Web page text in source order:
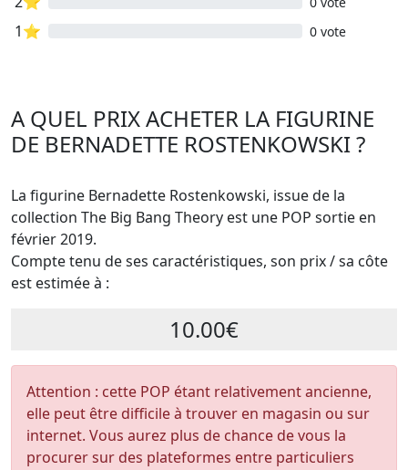
1⭐ 0 vote
A QUEL PRIX ACHETER LA FIGURINE
DE BERNADETTE ROSTENKOWSKI ?
La figurine Bernadette Rostenkowski, issue de la
collection The Big Bang Theory est une POP sortie en
février 2019.
Compte tenu de ses caractéristiques, son prix / sa côte
est estimée à :
10.00€
Attention : cette POP étant relativement ancienne,
elle peut être difficile à trouver en magasin ou sur
internet. Vous aurez plus de chance de vous la
procurer sur des plateformes entre particuliers